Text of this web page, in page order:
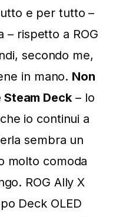
e per tutto –
– rispetto a ROG
secondo me,
in mano. Non
Deck– lo
io continui a
sembra un
molto comoda
ROG Ally X
Deck OLED